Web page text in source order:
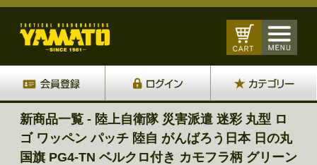
新商品一覧 - 陸上自衛隊 災害派遣 迷彩 丸型 ロ
ゴ ワッペン パッチ 陸自 がんばろう日本 日の丸
国旗 PG4-TN ベルクロ付き カモフラ柄 グリーン